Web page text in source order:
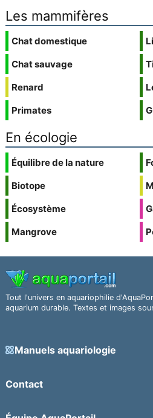
Les mammifères
Chat domestique
Chat sauvage
Renard
Primates
En écologie
Équilibre de la nature
Biotope
Écosystème
Mangrove
Tout l'univers en aquariophilie
aquarium durable. Textes et images
Manuels aquariologie
Contact